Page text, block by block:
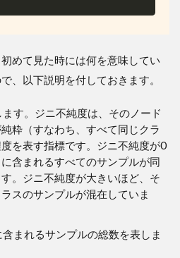
めて見た時には何を意味してい
、以下説明を付しておきます。
す。ジニ不純度は、そのノード
粋（すなわち、すべて同じクラ
を表す指標です。ジニ不純度が0
含まれるすべてのサンプルが同
。ジニ不純度が大きいほど、そ
スのサンプルが混在していま
まれるサンプルの総数を表しま